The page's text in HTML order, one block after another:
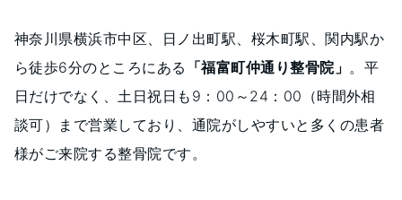
神奈川県横浜市中区、日ノ出町駅、桜木町駅、関内駅か
ら徒歩6分のところにある 「福富町仲通り整骨院」 。平
日だけでなく、土日祝日も9：00～24：00（時間外相
談可）まで営業しており、通院がしやすいと多くの患者
様がご来院する整骨院です。